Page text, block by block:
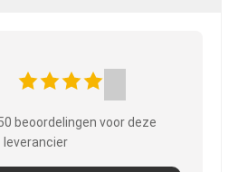
beoordelingen voor deze
leverancier